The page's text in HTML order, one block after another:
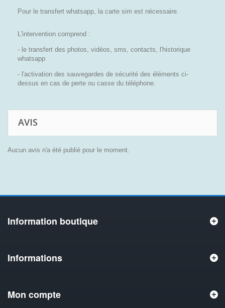
Pour le transfert whatsapp, la carte sim est nécessaire.
L'intervention comprend :
- le transfert des photos, vidéos, sms, contacts, l'historique
whatsapp
- l'activation des sauvegardes de sécurité des éléments ci-
dessus en cas de perte ou casse du téléphone.
AVIS
Aucun avis n'a été publié pour le moment.
Information boutique
Informations
Mon compte